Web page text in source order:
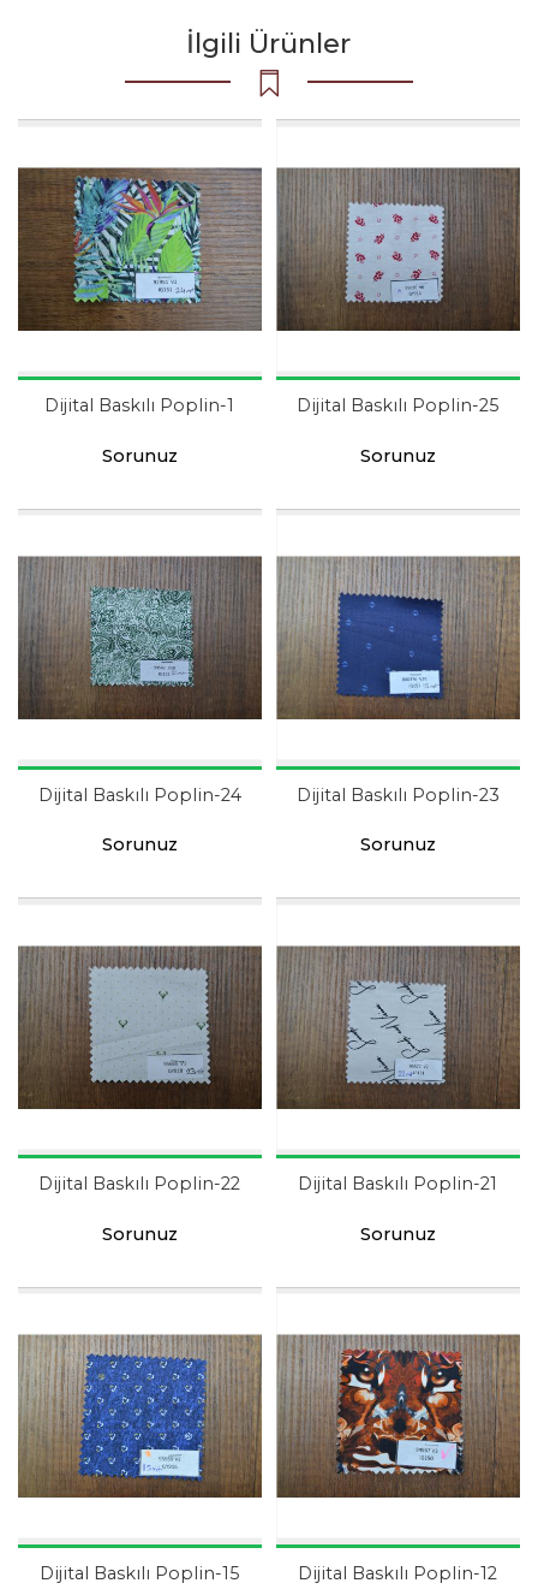
İlgili Ürünler
Dijital Baskılı Poplin-1
Sorunuz
Dijital Baskılı Poplin-25
Sorunuz
Dijital Baskılı Poplin-24
Sorunuz
Dijital Baskılı Poplin-23
Sorunuz
Dijital Baskılı Poplin-22
Sorunuz
Dijital Baskılı Poplin-21
Sorunuz
Dijital Baskılı Poplin-15 Dijital Baskılı Poplin-12